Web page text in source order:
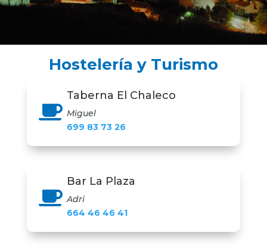
Hostelería y Turismo

Taberna El Chaleco
Miguel
699 83 73 26

Bar La Plaza
Adri
664 46 46 41